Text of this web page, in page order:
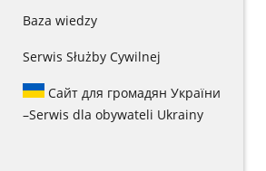
Baza wiedzy
Serwis Służby Cywilnej
Сайт для громадян України
–Serwis dla obywateli Ukrainy